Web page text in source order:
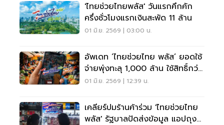
'ไทยช่วยไทยพลัส' วันแรกคึกคัก
ครึ่งชั่วโมงแรกเงินสะพัด 11 ล้าน
01 มิ.ย. 2569 | 03:00 น.
อัพเดท ‘ไทยช่วยไทย พลัส’ ยอดใช้
จ่ายพุ่งทะลุ 1,000 ล้าน ใช้สิทธิ์กว่า
5 ล้านคน
01 มิ.ย. 2569 | 12:39 น.
เคลียร์ปมร้านค้าร่วม 'ไทยช่วยไทย
พลัส' รัฐบาลปัดส่งข้อมูล แอปถุง